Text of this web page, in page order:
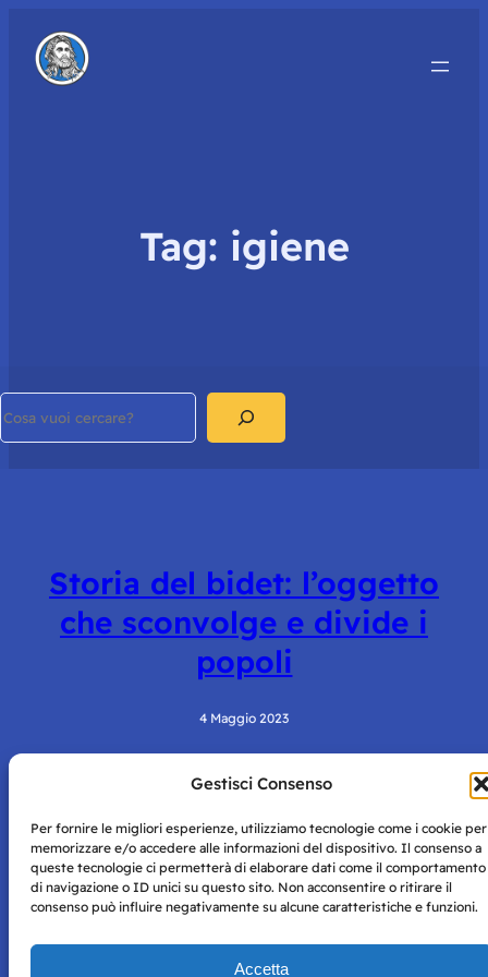
Gestisci Consenso
Per fornire le migliori esperienze, utilizziamo tecnologie come i cookie per
memorizzare e/o accedere alle informazioni del dispositivo. Il consenso a
queste tecnologie ci permetterà di elaborare dati come il comportamento
di navigazione o ID unici su questo sito. Non acconsentire o ritirare il
consenso può influire negativamente su alcune caratteristiche e funzioni.
Accetta
Tag: igiene
Storia del bidet: l’oggetto
che sconvolge e divide i
popoli
4 Maggio 2023
Napoli con autorizzazione numero 38 del 25/9/2019.
Tutte le immagini e i contenuti su questo sito sono forniti